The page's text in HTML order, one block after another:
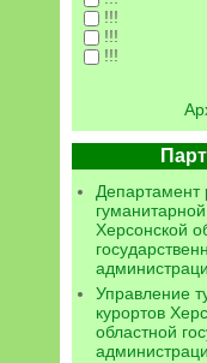
!!!
!!!
!!!
Департамент
Херсонской
Управление
курортов
областной